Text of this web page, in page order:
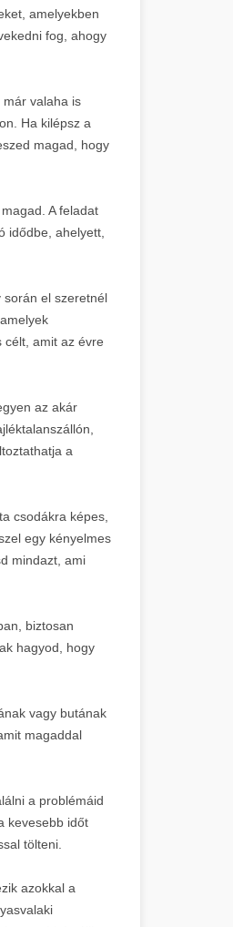
amelyekben
fog, ahogy
valaha is
Ha kilépsz a
magad, hogy
A feladat
idődbe, ahelyett,
során el szeretnél
célt, amit az évre
az akár
a
csodákra képes,
egy kényelmes
mindazt, ami
biztosan
hagyod, hogy
vagy butának
magaddal
a problémáid
kevesebb időt
tölteni.
azokkal a